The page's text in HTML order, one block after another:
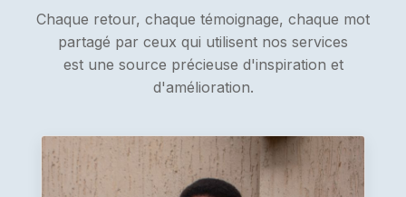
Chaque retour, chaque témoignage, chaque mot
partagé par ceux qui utilisent nos services
est une source précieuse d'inspiration et
d'amélioration.